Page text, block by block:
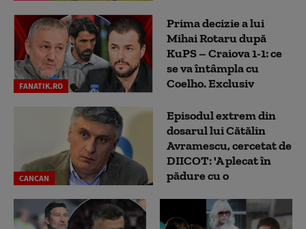
FANATIK.RO
Prima decizie a lui
Mihai Rotaru după
KuPS – Craiova 1-1: ce
se va întâmpla cu
Coelho. Exclusiv
CANCAN
Episodul extrem din
dosarul lui Cătălin
Avramescu, cercetat de
DIICOT: 'A plecat în
pădure cu o